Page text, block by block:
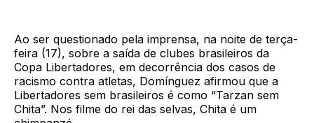
Ao ser questionado pela imprensa, na noite de terça-
feira (17), sobre a saída de clubes brasileiros da
Copa Libertadores, em decorrência dos casos de
racismo contra atletas, Domínguez afirmou que a
Libertadores sem brasileiros é como “Tarzan sem
Chita”. Nos filme do rei das selvas, Chita é um